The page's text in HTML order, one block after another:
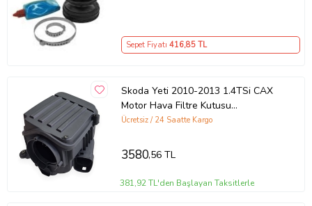
Sepet Fiyatı 416,85 TL
Skoda Yeti 2010-2013 1.4TSi CAX
Motor Hava Filtre Kutusu
1K0129607AL
Ücretsiz / 24 Saatte Kargo
3580,56 TL
381,92 TL'den Başlayan Taksitlerle